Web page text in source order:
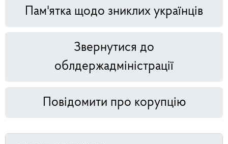
Пам'ятка щодо зниклих українців
Звернутися до
облдержадміністрації
Повідомити про корупцію